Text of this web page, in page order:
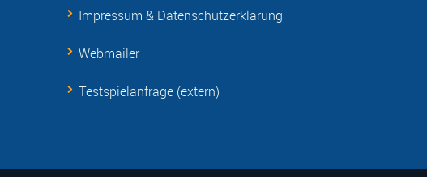
Impressum & Datenschutzerklärung
Webmailer
Testspielanfrage (extern)